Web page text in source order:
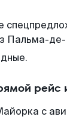
Пальма-
рейс
с